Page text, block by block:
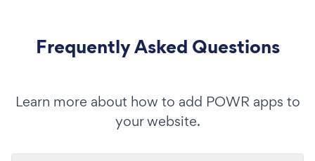
Frequently Asked Questions
Learn more about how to add POWR apps to
your website.